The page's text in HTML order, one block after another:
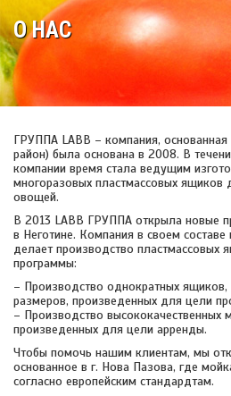
О НАС
ГРУППА LABB – компания,
район) была основана в 2008. В
компании время стала ведущим
многоразовых пластмассовых ящиков
овощей.
В 2013 LABB ГРУППА открыла новые
в Неготине. Компания в своем
делает производство пластмассовых
программы:
– Производство однократных
размеров, произведенных для цели
– Производство высококачественных
произведенных для цели арренды.
Чтобы помочь нашим клиентам, мы
основанное в г. Нова Пазова, где
согласно европейским стандардтам.